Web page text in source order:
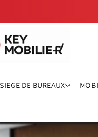
SIEGE DE BUREAUX